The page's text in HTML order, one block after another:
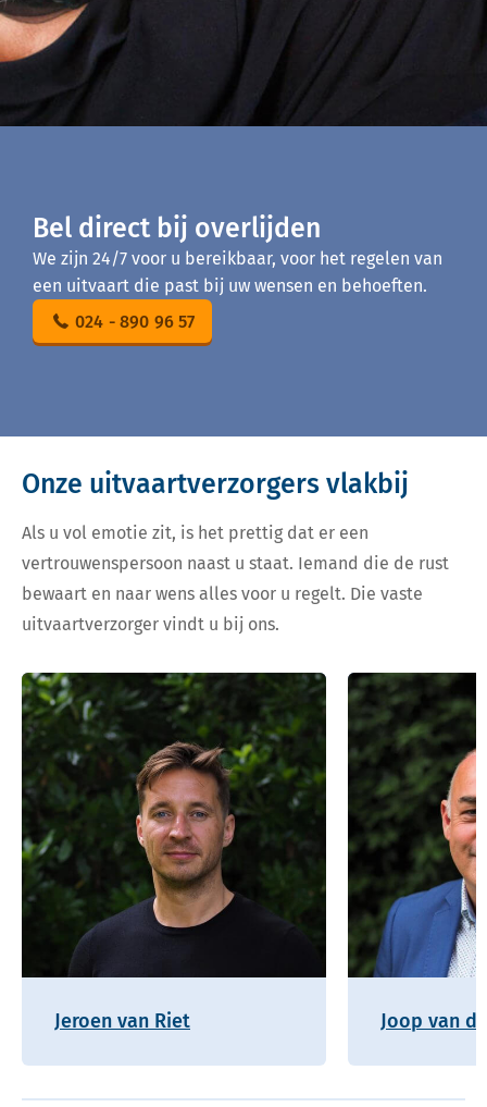
Bel direct bij overlijden
We zijn 24/7 voor u bereikbaar, voor het regelen van
een uitvaart die past bij uw wensen en behoeften.
024 - 890 96 57
Onze uitvaartverzorgers vlakbij
Als u vol emotie zit, is het prettig dat er een
vertrouwenspersoon naast u staat. Iemand die de rust
bewaart en naar wens alles voor u regelt. Die vaste
uitvaartverzorger vindt u bij ons.
Jeroen van Riet Joop van